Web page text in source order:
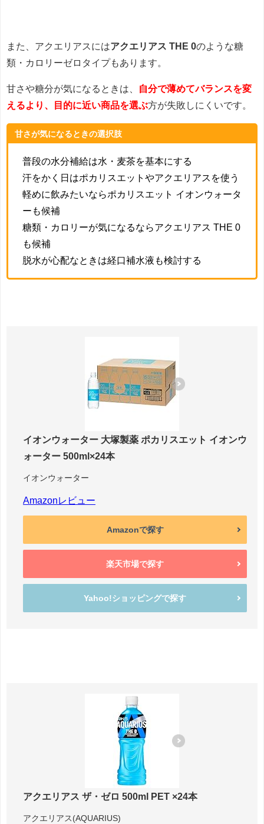
また、アクエリアスにはアクエリアス THE 0のような糖
類・カロリーゼロタイプもあります。
甘さや糖分が気になるときは、
自分で薄めてバランスを変
えるより、目的に近い商品を選ぶ方が失敗しにくいです。
甘さが気になるときの選択肢
普段の水分補給は水・麦茶を基本にする
汗をかく日はポカリスエットやアクエリアスを使う
軽めに飲みたいならポカリスエット イオンウォータ
ーも候補
糖類・カロリーが気になるならアクエリアス THE 0
も候補
脱水が心配なときは経口補水液も検討する
イオンウォーター 大塚製薬 ポカリスエット イオンウ
ォーター 500ml×24本
イオンウォーター
Amazonレビュー
Amazonで探す
楽天市場で探す
Yahoo!ショッピングで探す
アクエリアス ザ・ゼロ 500ml PET ×24本
アクエリアス(AQUARIUS)